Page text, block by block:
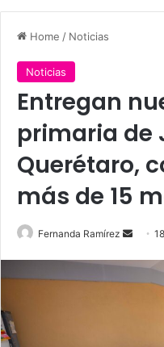
Home / Noticias
Noticias
Entregan
primaria de
Querétaro,
más de 15
Fernanda Ramírez
Send
email